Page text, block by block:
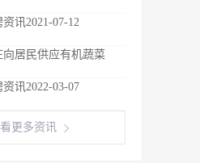
讯2021-07-12
向居民供应有机蔬菜
讯2022-03-07
更多资讯